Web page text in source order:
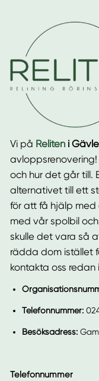
Vi på Reliteni Gävle
och hur det går till.
alternativet till ett
för att få hjälp med
med vår spolbil
skulle det vara så
rädda dom istället
kontakta oss redan
Telefonnummer:
Besöksadress:
Telefonnummer